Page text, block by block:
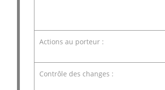
Actions au porteur :
Contrôle des changes :